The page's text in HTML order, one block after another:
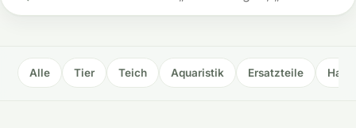
Alle Tier Teich Aquaristik Ersatzteile